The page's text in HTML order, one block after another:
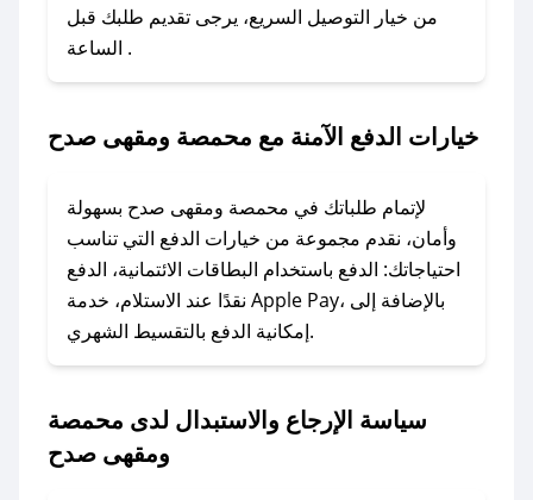
صدح؟
1. انسخ كود الخصم من تطبيق صحصح.
2. الصقه في خانة الدفع عند التسوق من محمصة
لا تقلق! يمكنك التواصل مع فريق دعم صحصح عبر
الرسائل الخاصة على تويتر أو البريد الإلكتروني،
وسنقوم بحل المشكلة في أسرع وقت ممكن.
### ماذا أفعل إذا لم أجد كود خصم لمتجري
المفضل؟
مراسلتنا مباشرة وسنعمل على توفير الكوبونات في
أسرع وقت ممكن.
من خيار التوصيل السريع، يرجى تقديم طلبك قبل
الساعة .
خيارات الدفع الآمنة مع محمصة ومقهى صدح
لإتمام طلباتك في محمصة ومقهى صدح بسهولة
وأمان، نقدم مجموعة من خيارات الدفع التي تناسب
احتياجاتك: الدفع باستخدام البطاقات الائتمانية، الدفع
نقدًا عند الاستلام، خدمة Apple Pay، بالإضافة إلى
إمكانية الدفع بالتقسيط الشهري.
سياسة الإرجاع والاستبدال لدى محمصة
ومقهى صدح